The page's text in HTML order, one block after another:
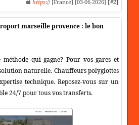
https:// [France] [03-06-2026] [#2]
marseille provence : le bon
qui gagne? Pour vos gares et
naturelle. Chauffeurs polyglottes
technique. Reposez-vous sur un
24/7 pour tous vos transferts.